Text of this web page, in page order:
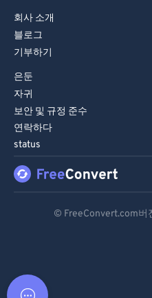
회사 소개
블로그
기부하기
은둔
자귀
보안 및 규정 준수
연락하다
status
© FreeConvert.com버